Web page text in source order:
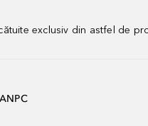
exclusiv din astfel de
ANPC